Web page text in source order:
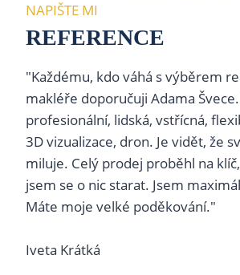
NAPIŠTE MI
REFERENCE
"Každému, kdo váhá s výběrem
makléře doporučuji Adama
profesionální, lidská, vstřícná,
3D vizualizace, dron. Je vidět, že
miluje. Celý prodej proběhl na
jsem se o nic starat. Jsem
Máte moje velké poděkování."
Iveta Krátká